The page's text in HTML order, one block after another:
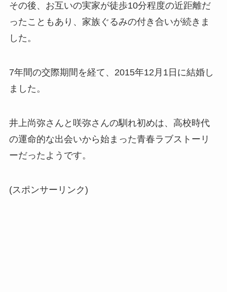
その後、お互いの実家が徒歩10分程度の近距離だ
ったこともあり、家族ぐるみの付き合いが続きま
した。
7年間の交際期間を経て、2015年12月1日に結婚し
ました。
井上尚弥さんと咲弥さんの馴れ初めは、高校時代
の運命的な出会いから始まった青春ラブストーリ
ーだったようです。
(スポンサーリンク)